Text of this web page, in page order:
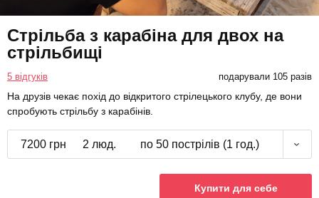
Стрільба з карабіна для двох на
стрільбищі
5 відгуків подарували 105 разів
На друзів чекає похід до відкритого стрілецького клубу, де вони
спробують стрільбу з карабінів.
7200 грн 2 люд. по 50 пострілів (1 год.)
Купити для себе